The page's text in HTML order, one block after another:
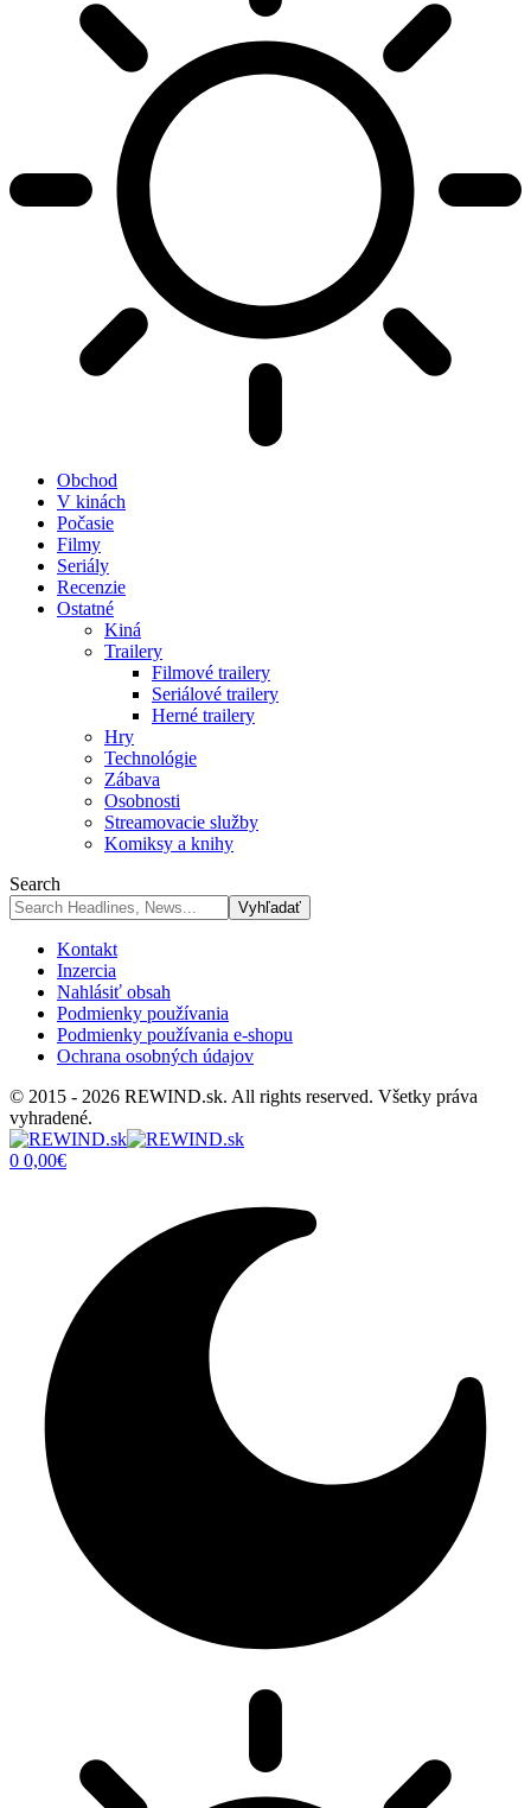
Obchod
V kinách
Počasie
Filmy
Seriály
Recenzie
Ostatné
Kiná
Trailery
Filmové trailery
Seriálové trailery
Herné trailery
Hry
Technológie
Zábava
Osobnosti
Streamovacie služby
Komiksy a knihy
Search
Kontakt
Inzercia
Nahlásiť obsah
Podmienky používania
Podmienky používania e-shopu
Ochrana osobných údajov
© 2015 - 2026 REWIND.sk. All rights reserved. Všetky práva
vyhradené.
0 0,00€